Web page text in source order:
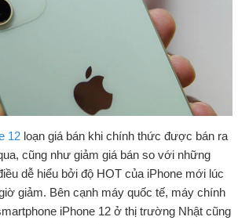
12loạn giá bán khi chính thức được bán ra
cũng như giảm giá bán so với những
dễ hiểu bởi độ HOT của iPhone mới lúc
giảm. Bên cạnh máy quốc tế, máy chính
iPhone 12 ở thị trường Nhật cũng